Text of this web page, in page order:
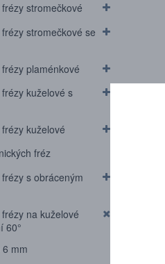
stromečkové
stromečkové se
plaménkové
kuželové s
kuželové
fréz
s obráceným
na kuželové
60°
6 mm